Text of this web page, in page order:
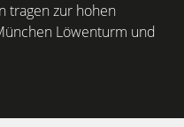
tragen zur hohen
Löwenturm und